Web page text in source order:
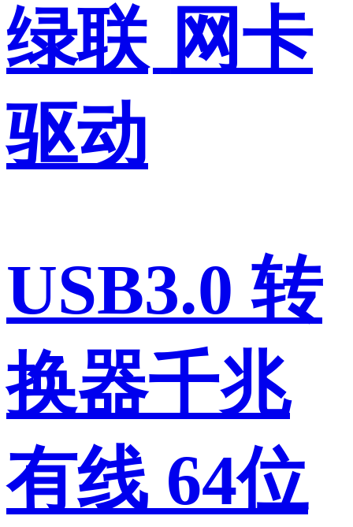
绿联 网卡
驱动
USB3.0 转
换器千兆
有线 64位